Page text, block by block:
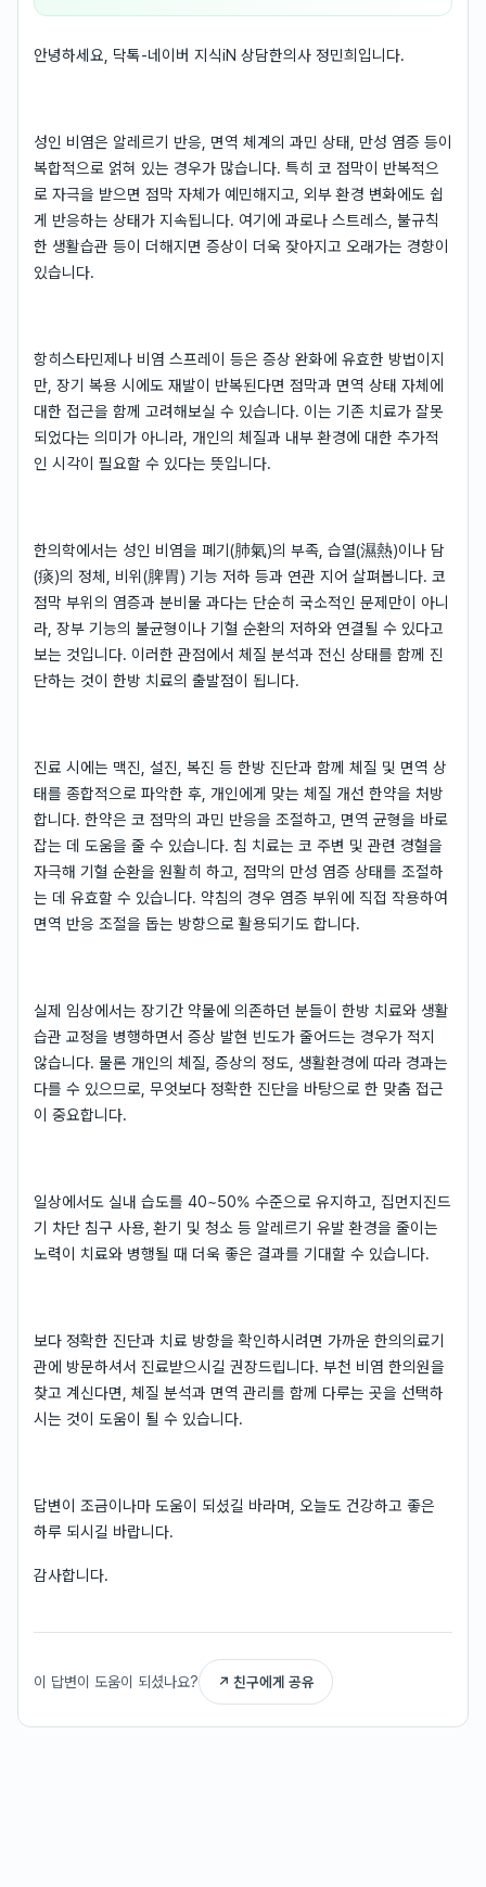
안녕하세요, 닥톡-네이버 지식iN 상담한의사 정민희입니다.
성인 비염은 알레르기 반응, 면역 체계의 과민 상태, 만성 염증 등이
복합적으로 얽혀 있는 경우가 많습니다. 특히 코 점막이 반복적으
로 자극을 받으면 점막 자체가 예민해지고, 외부 환경 변화에도 쉽
게 반응하는 상태가 지속됩니다. 여기에 과로나 스트레스, 불규칙
한 생활습관 등이 더해지면 증상이 더욱 잦아지고 오래가는 경향이
있습니다.
항히스타민제나 비염 스프레이 등은 증상 완화에 유효한 방법이지
만, 장기 복용 시에도 재발이 반복된다면 점막과 면역 상태 자체에
대한 접근을 함께 고려해보실 수 있습니다. 이는 기존 치료가 잘못
되었다는 의미가 아니라, 개인의 체질과 내부 환경에 대한 추가적
인 시각이 필요할 수 있다는 뜻입니다.
한의학에서는 성인 비염을 폐기(肺氣)의 부족, 습열(濕熱)이나 담
(痰)의 정체, 비위(脾胃) 기능 저하 등과 연관 지어 살펴봅니다. 코
점막 부위의 염증과 분비물 과다는 단순히 국소적인 문제만이 아니
라, 장부 기능의 불균형이나 기혈 순환의 저하와 연결될 수 있다고
보는 것입니다. 이러한 관점에서 체질 분석과 전신 상태를 함께 진
단하는 것이 한방 치료의 출발점이 됩니다.
진료 시에는 맥진, 설진, 복진 등 한방 진단과 함께 체질 및 면역 상
태를 종합적으로 파악한 후, 개인에게 맞는 체질 개선 한약을 처방
합니다. 한약은 코 점막의 과민 반응을 조절하고, 면역 균형을 바로
잡는 데 도움을 줄 수 있습니다. 침 치료는 코 주변 및 관련 경혈을
자극해 기혈 순환을 원활히 하고, 점막의 만성 염증 상태를 조절하
는 데 유효할 수 있습니다. 약침의 경우 염증 부위에 직접 작용하여
면역 반응 조절을 돕는 방향으로 활용되기도 합니다.
실제 임상에서는 장기간 약물에 의존하던 분들이 한방 치료와 생활
습관 교정을 병행하면서 증상 발현 빈도가 줄어드는 경우가 적지
않습니다. 물론 개인의 체질, 증상의 정도, 생활환경에 따라 경과는
다를 수 있으므로, 무엇보다 정확한 진단을 바탕으로 한 맞춤 접근
이 중요합니다.
일상에서도 실내 습도를 40~50% 수준으로 유지하고, 집먼지진드
기 차단 침구 사용, 환기 및 청소 등 알레르기 유발 환경을 줄이는
노력이 치료와 병행될 때 더욱 좋은 결과를 기대할 수 있습니다.
보다 정확한 진단과 치료 방향을 확인하시려면 가까운 한의의료기
관에 방문하셔서 진료받으시길 권장드립니다. 부천 비염 한의원을
찾고 계신다면, 체질 분석과 면역 관리를 함께 다루는 곳을 선택하
시는 것이 도움이 될 수 있습니다.
답변이 조금이나마 도움이 되셨길 바라며, 오늘도 건강하고 좋은
하루 되시길 바랍니다.
감사합니다.
이 답변이 도움이 되셨나요? ↗ 친구에게 공유